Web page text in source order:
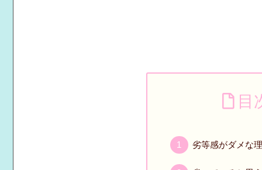
目
劣等感がダメな